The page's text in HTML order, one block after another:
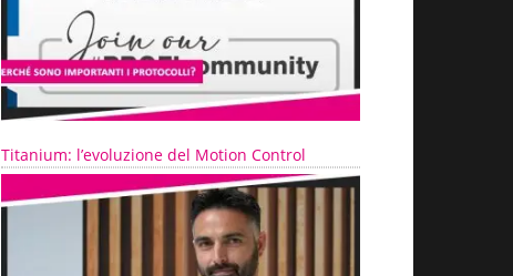
Titanium: l’evoluzione del Motion Control